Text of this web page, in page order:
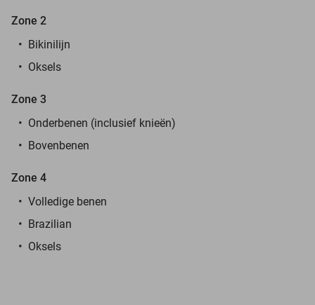
Zone 2
Bikinilijn
Oksels
Zone 3
Onderbenen (inclusief knieën)
Bovenbenen
Zone 4
Volledige benen
Brazilian
Oksels